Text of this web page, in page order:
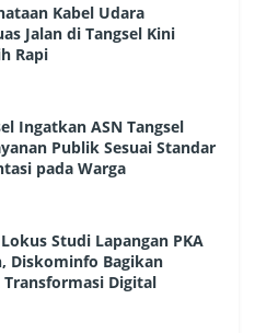
Kabel Udara
Jalan di Tangsel Kini
Rapi
Ingatkan ASN Tangsel
Publik Sesuai Standar
pada Warga
Studi Lapangan PKA
Diskominfo Bagikan
Digital